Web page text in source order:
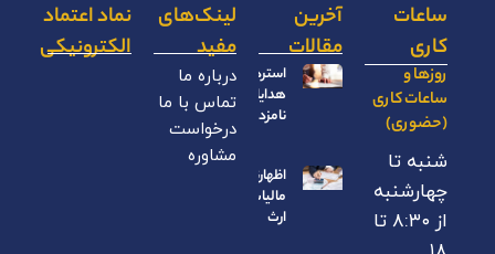
ساعات
کاری
روزها و
ساعات کاری
(حضوری)
شنبه تا
چهارشنبه
از ۸:۳۰ تا
آخرین
مقالات
استرداد
هدایای
نامزدی
اظهارنامه
مالیات بر
ارث
لینک‌های
مفید
درباره ما
تماس با ما
درخواست
مشاوره
نماد اعتماد
الکترونیکی